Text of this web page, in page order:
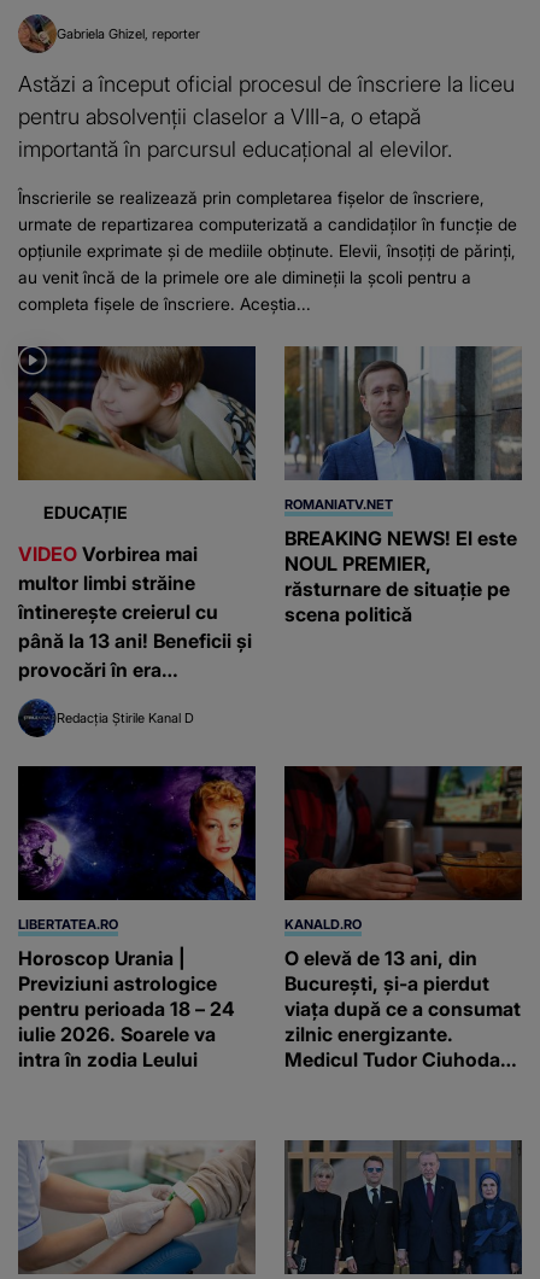
Gabriela Ghizel reporter
Astăzi a început oficial procesul de înscriere la liceu
pentru absolvenții claselor a VIII-a, o etapă
importantă în parcursul educațional al elevilor.
Înscrierile se realizează prin completarea fișelor de înscriere,
urmate de repartizarea computerizată a candidaților în funcție de
opțiunile exprimate și de mediile obținute. Elevii, însoțiți de părinți,
au venit încă de la primele ore ale dimineții la școli pentru a
completa fișele de înscriere. Aceștia...
EDUCAȚIE
VIDEO Vorbirea mai
multor limbi străine
întinerește creierul cu
până la 13 ani! Beneficii și
provocări în era
inteligenței artificiale
Redacția Știrile Kanal D
ROMANIATV.NET
BREAKING NEWS! El este
NOUL PREMIER,
răsturnare de situație pe
scena politică
LIBERTATEA.RO
Horoscop Urania |
Previziuni astrologice
pentru perioada 18 – 24
iulie 2026. Soarele va
intra în zodia Leului
KANALD.RO
O elevă de 13 ani, din
București, și-a pierdut
viața după ce a consumat
zilnic energizante.
Medicul Tudor Ciuhodaru